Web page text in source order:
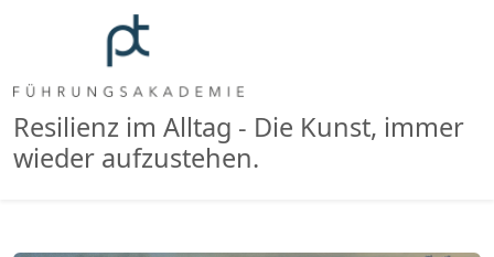
Resilienz im Alltag - Die Kunst, immer
wieder aufzustehen.